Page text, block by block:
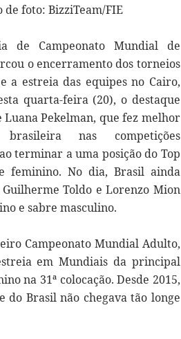
de foto: BizziTeam/FIE
de Campeonato Mundial de
o encerramento dos torneios
a estreia das equipes no Cairo,
quarta-feira (20), o destaque
Pekelman, que fez melhor
brasileira nas competições
terminar a uma posição do Top
feminino. No dia, Brasil ainda
Toldo e Lorenzo Mion
e sabre masculino.
Campeonato Mundial Adulto,
em Mundiais da principal
na 31ª colocação. Desde 2015,
do Brasil não chegava tão longe